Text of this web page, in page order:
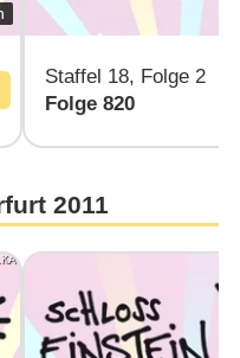
Staffel 18, Folge 2
Folge 820
2011